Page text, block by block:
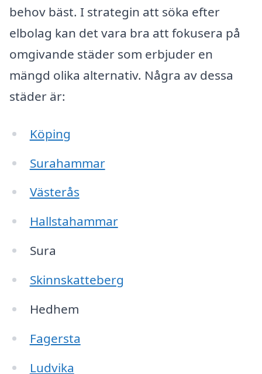
behov bäst. I strategin att söka efter
elbolag kan det vara bra att fokusera på
omgivande städer som erbjuder en
mängd olika alternativ. Några av dessa
städer är:
Köping
Surahammar
Västerås
Hallstahammar
Sura
Skinnskatteberg
Hedhem
Fagersta
Ludvika